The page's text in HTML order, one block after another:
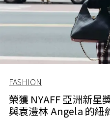
FASHION
榮獲 NYAFF 亞洲新星
與袁澧林 Angela 的紐